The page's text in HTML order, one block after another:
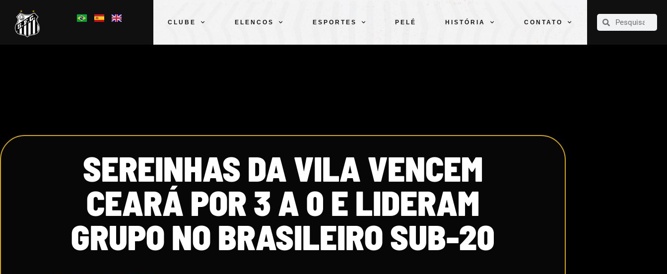
CLUBE ELENCOS ESPORTES PELÉ HISTÓRIA CONTATO
CLUBE
SEREINHAS DA VILA VENCEM
CEARÁ POR 3 A 0 E LIDERAM
GRUPO NO BRASILEIRO SUB-20